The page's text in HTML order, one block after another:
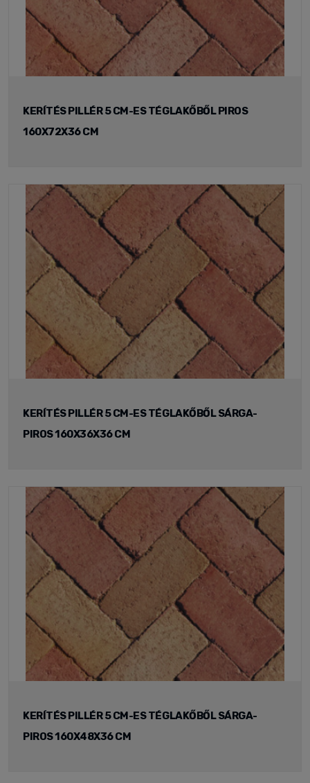
KERÍTÉS PILLÉR 5 CM-ES TÉGLAKŐBŐL PIROS
160X72X36 CM
KERÍTÉS PILLÉR 5 CM-ES TÉGLAKŐBŐL SÁRGA-
PIROS 160X36X36 CM
KERÍTÉS PILLÉR 5 CM-ES TÉGLAKŐBŐL SÁRGA-
PIROS 160X48X36 CM